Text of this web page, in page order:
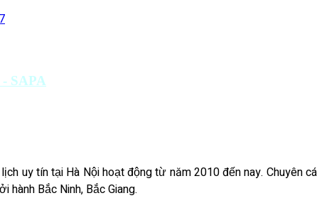
SAPA
uy tín tại Hà Nội hoạt động từ năm 2010 đến nay. Chuyên
hành Bắc Ninh, Bắc Giang.